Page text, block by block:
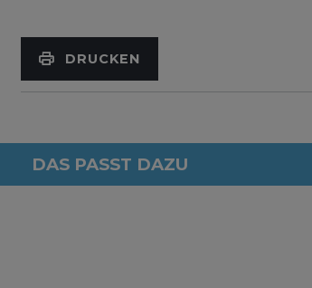
DRUCKEN
DAS PASST DAZU